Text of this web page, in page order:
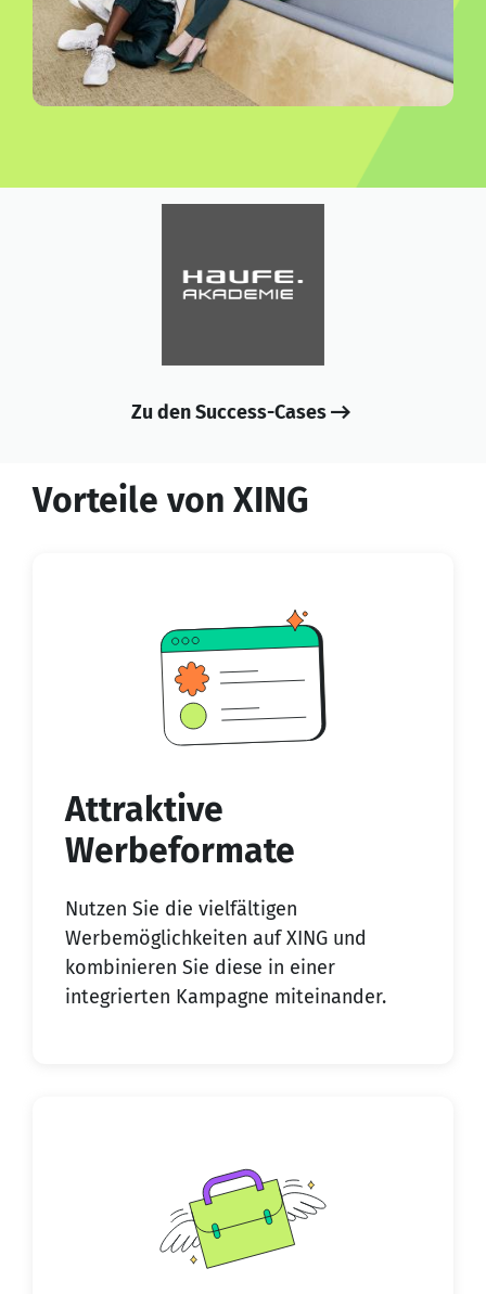
Zu den Success-Cases
Vorteile von XING
Attraktive
Werbeformate
Nutzen Sie die vielfältigen
Werbemöglichkeiten auf XING und
kombinieren Sie diese in einer
integrierten Kampagne miteinander.